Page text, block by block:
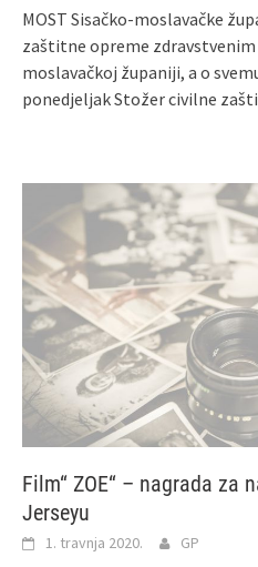
MOST Sisačko-moslavačke
zaštitne opreme zdravstvenim
moslavačkoj županiji, a o
ponedjeljak Stožer civilne
Film“ ZOE“ – nagrada za
Jerseyu
1. travnja 2020. GP